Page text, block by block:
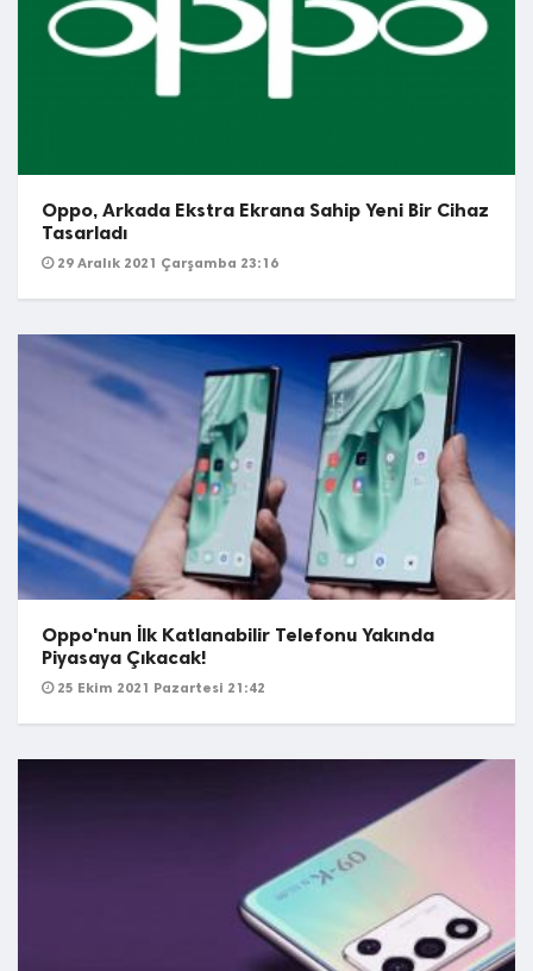
Oppo, Arkada Ekstra Ekrana Sahip Yeni Bir Cihaz
Tasarladı
29 Aralık 2021 Çarşamba 23:16
Oppo'nun İlk Katlanabilir Telefonu Yakında
Piyasaya Çıkacak!
25 Ekim 2021 Pazartesi 21:42